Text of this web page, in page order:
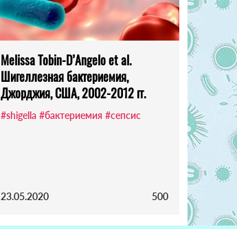
Melissa Tobin-D’Angelo et al.
Шигеллезная бактериемия,
Джорджия, США, 2002-2012 гг.
#shigella #бактериемия #сепсис
23.05.2020 500